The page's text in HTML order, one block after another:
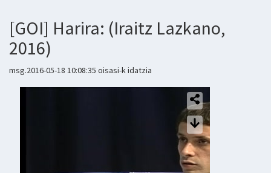
[GOI] Harira: (Iraitz Lazkano,
2016)
msg.2016-05-18 10:08:35 oisasi-k idatzia